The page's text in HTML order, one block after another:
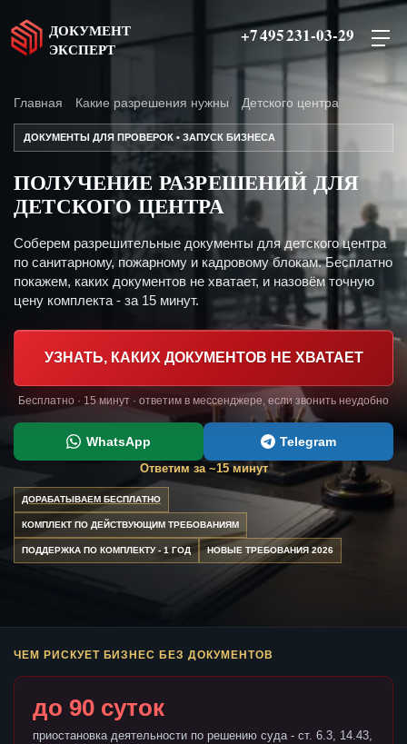
ДОКУМЕНТ
ЭКСПЕРТ
+7 495 231-03-29
Главная Какие разрешения нужны Детского центра
ДОКУМЕНТЫ ДЛЯ ПРОВЕРОК • ЗАПУСК БИЗНЕСА
ПОЛУЧЕНИЕ РАЗРЕШЕНИЙ ДЛЯ
ДЕТСКОГО ЦЕНТРА
Соберем разрешительные документы для детского центра
по санитарному, пожарному и кадровому блокам. Бесплатно
покажем, каких документов не хватает, и назовём точную
цену комплекта - за 15 минут.
УЗНАТЬ, КАКИХ ДОКУМЕНТОВ НЕ ХВАТАЕТ
Бесплатно · 15 минут · ответим в мессенджере, если звонить неудобно
WhatsApp Telegram
Ответим за ~15 минут
ДОРАБАТЫВАЕМ БЕСПЛАТНО
КОМПЛЕКТ ПО ДЕЙСТВУЮЩИМ ТРЕБОВАНИЯМ
ПОДДЕРЖКА ПО КОМПЛЕКТУ - 1 ГОД НОВЫЕ ТРЕБОВАНИЯ 2026
ЧЕМ РИСКУЕТ БИЗНЕС БЕЗ ДОКУМЕНТОВ
до 90 суток
приостановка деятельности по решению суда - ст. 6.3, 14.43,